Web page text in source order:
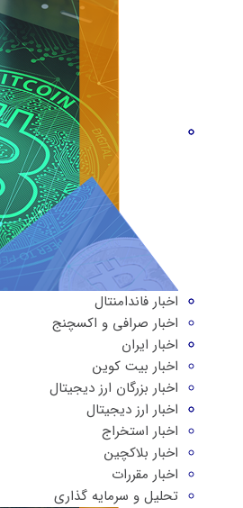
اخبار فاندامنتال
اخبار صرافی و اکسچنج
اخبار ایران
اخبار بیت کوین
اخبار بزرگان ارز دیجیتال
اخبار ارز دیجیتال
اخبار استخراج
اخبار بلاکچین
اخبار مقررات
تحلیل و سرمایه گذاری